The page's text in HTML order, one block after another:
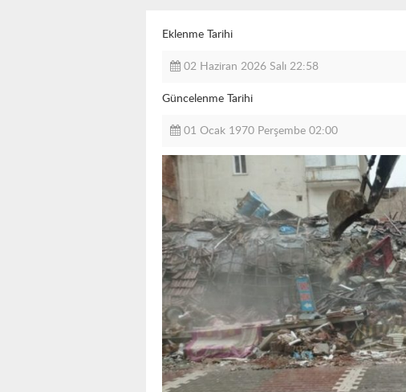
Eklenme Tarihi
02 Haziran 2026 Salı 22:58
Güncelenme Tarihi
01 Ocak 1970 Perşembe 02:00